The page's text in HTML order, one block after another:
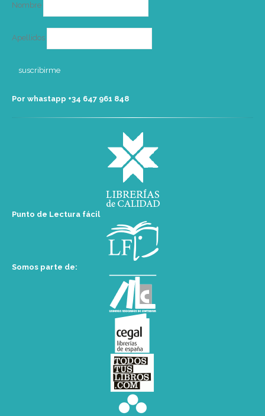
Nombre
Apellidos
Por whastapp +34 ‭647 961 848‬
Punto de Lectura fácil
Somos parte de: